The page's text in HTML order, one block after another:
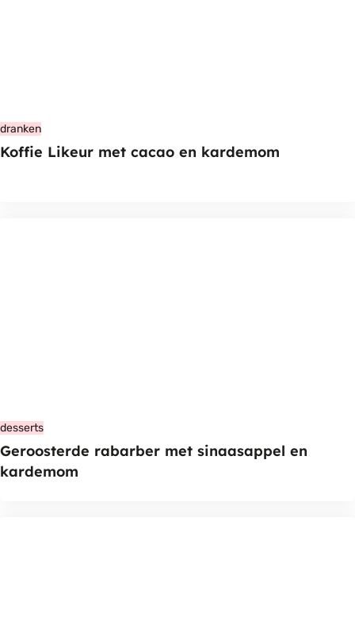
dranken
Koffie Likeur met cacao en kardemom
desserts
Geroosterde rabarber met sinaasappel en
kardemom